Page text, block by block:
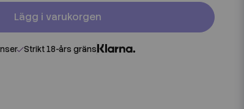
Lägg i varukorgen
Strikt 18-års gräns